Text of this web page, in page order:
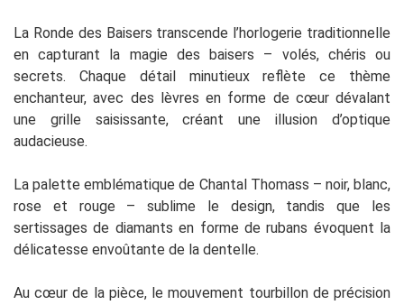
La Ronde des Baisers transcende l’horlogerie traditionnelle
en capturant la magie des baisers – volés, chéris ou
secrets. Chaque détail minutieux reflète ce thème
enchanteur, avec des lèvres en forme de cœur dévalant
une grille saisissante, créant une illusion d’optique
audacieuse.
La palette emblématique de Chantal Thomass – noir, blanc,
rose et rouge – sublime le design, tandis que les
sertissages de diamants en forme de rubans évoquent la
délicatesse envoûtante de la dentelle.
Au cœur de la pièce, le mouvement tourbillon de précision